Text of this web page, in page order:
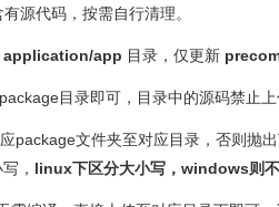
源代码，按需自行清理。
application/app 目录，仅更新
目录即可，目录中的源码禁止上
package文件夹至对应目录，否则抛出
， linux下区分大小写，windows则